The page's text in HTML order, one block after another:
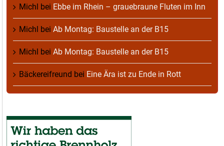
Michl bei Ebbe im Rhein – grauebraune Fluten im Inn
Michl bei Ab Montag: Baustelle an der B15
Michl bei Ab Montag: Baustelle an der B15
Bäckereifreund bei Eine Ära ist zu Ende in Rott